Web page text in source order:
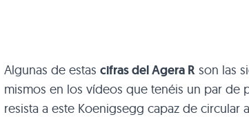
Algunas de estas cifras del Agera R son las
mismos en los vídeos que tenéis un par de
resista a este Koenigsegg capaz de circular